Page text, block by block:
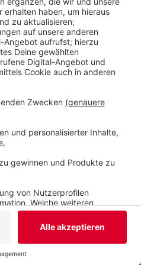
und Velbert hergestellt
und über 100.000
betrieben haben.
06:28